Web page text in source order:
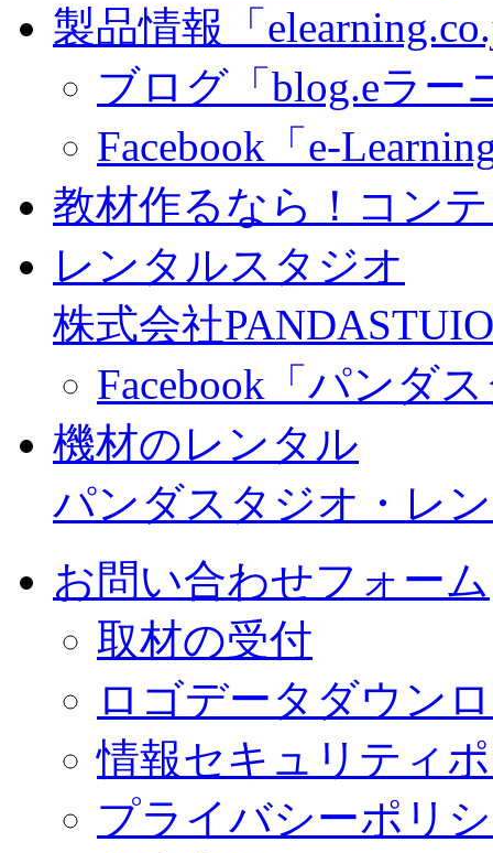
製品情報「
ブログ「blog.eラー
Facebook「e-
教材作るなら！コン
レンタルスタジオ
株式会社
Facebook「パンダ
機材のレンタル
パンダスタジオ・レ
お問い合わせフォーム
取材の受付
ロゴデータダウン
情報セキュリティ
プライバシーポリ